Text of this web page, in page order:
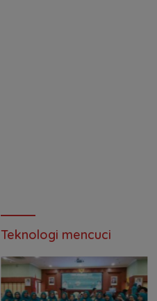
Teknologi mencuci